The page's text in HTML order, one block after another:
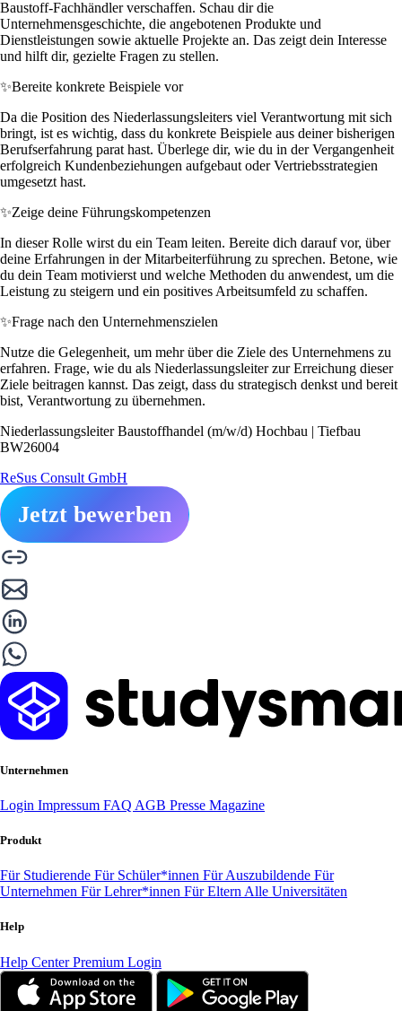
Baustoff-Fachhändler verschaffen. Schau dir die
Unternehmensgeschichte, die angebotenen Produkte und
Dienstleistungen sowie aktuelle Projekte an. Das zeigt dein Interesse
und hilft dir, gezielte Fragen zu stellen.
✨Bereite konkrete Beispiele vor
Da die Position des Niederlassungsleiters viel Verantwortung mit sich
bringt, ist es wichtig, dass du konkrete Beispiele aus deiner bisherigen
Berufserfahrung parat hast. Überlege dir, wie du in der Vergangenheit
erfolgreich Kundenbeziehungen aufgebaut oder Vertriebsstrategien
umgesetzt hast.
✨Zeige deine Führungskompetenzen
In dieser Rolle wirst du ein Team leiten. Bereite dich darauf vor, über
deine Erfahrungen in der Mitarbeiterführung zu sprechen. Betone, wie
du dein Team motivierst und welche Methoden du anwendest, um die
Leistung zu steigern und ein positives Arbeitsumfeld zu schaffen.
✨Frage nach den Unternehmenszielen
Nutze die Gelegenheit, um mehr über die Ziele des Unternehmens zu
erfahren. Frage, wie du als Niederlassungsleiter zur Erreichung dieser
Ziele beitragen kannst. Das zeigt, dass du strategisch denkst und bereit
bist, Verantwortung zu übernehmen.
Niederlassungsleiter Baustoffhandel (m/w/d) Hochbau | Tiefbau
BW26004
ReSus Consult GmbH
Jetzt bewerben
Unternehmen
Login Impressum FAQ AGB Presse Magazine
Produkt
Für Studierende Für Schüler*innen Für Auszubildende Für
Unternehmen Für Lehrer*innen Für Eltern Alle Universitäten
Help
Help CenterPremium Login